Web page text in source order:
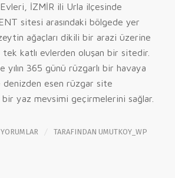
İZMİR ili Urla ilçesinde
sitesi arasındaki bölgede yer
zeytin ağaçları dikili bir arazi üzerine
tek katlı evlerden oluşan bir sitedir.
yılın 365 günü rüzgarlı bir havaya
denizden esen rüzgar site
yaz mevsimi geçirmelerini sağlar.
/ TARAFINDAN UMUTKOY_WP